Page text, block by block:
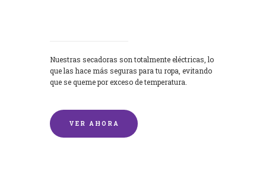
Nuestras secadoras son totalmente eléctricas, lo
que las hace más seguras para tu ropa, evitando
que se queme por exceso de temperatura.
VER AHORA